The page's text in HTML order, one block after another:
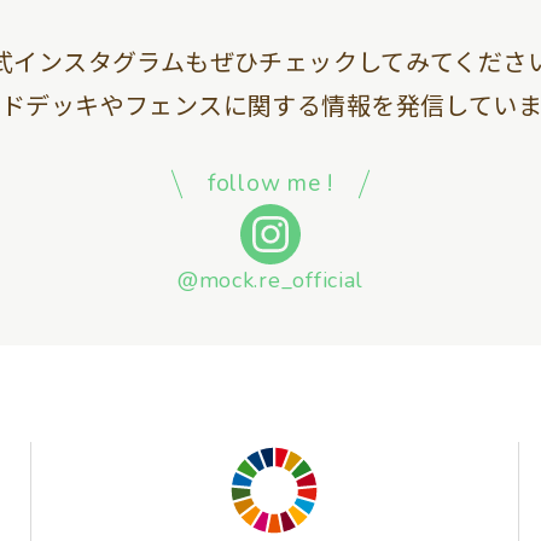
インスタグラムもぜひチェックしてみてくださ
デッキやフェンスに関する情報を発信していま
follow me !
@mock.re_official